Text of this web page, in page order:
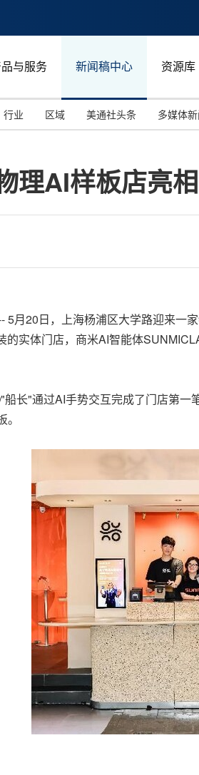
与服务 新闻稿中心 资源库
行业 区域 美通社头条 多媒体
理AI样板店亮
5月20日，上海杨浦区大学路迎来
的实体门店，商米AI智能体
长"通过AI手势交互完成了门店第